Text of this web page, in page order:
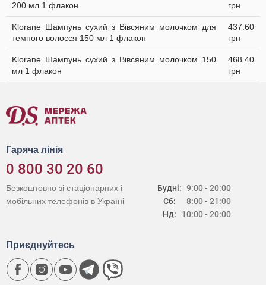
200 мл 1 флакон
грн
Klorane Шампунь сухий з Вівсяним молочком для
темного волосся 150 мл 1 флакон
437.60
грн
Klorane Шампунь сухий з Вівсяним молочком 150
мл 1 флакон
468.40
грн
Гаряча лінія
0 800 30 20 60
Будні:
Сб:
Нд:
9:00 - 20:00
8:00 - 21:00
10:00 - 20:00
Безкоштовно зі стаціонарних і
мобільних телефонів в Україні
Приєднуйтесь